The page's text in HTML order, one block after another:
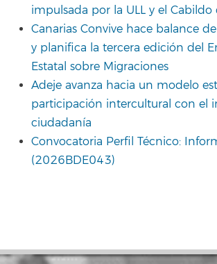
impulsada por la ULL y el Cabildo
Canarias Convive hace balance
y planifica la tercera edición del
Estatal sobre Migraciones
Adeje avanza hacia un modelo
participación intercultural con el
ciudadanía
Convocatoria Perfil Técnico:
(2026BDE043)